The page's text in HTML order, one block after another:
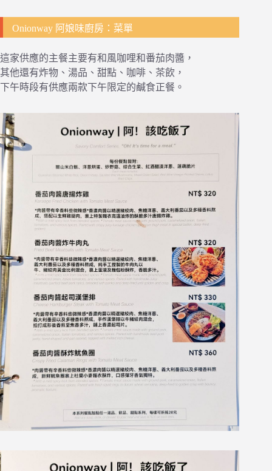
Onionway 阿娘味廚房：菜單
這家供應的主餐主要有和風咖哩和番茄肉醬，
其他還有炸物、湯品、甜點、咖啡、茶飲，
下午時段有供應兩款下午限定的鹹食正餐。